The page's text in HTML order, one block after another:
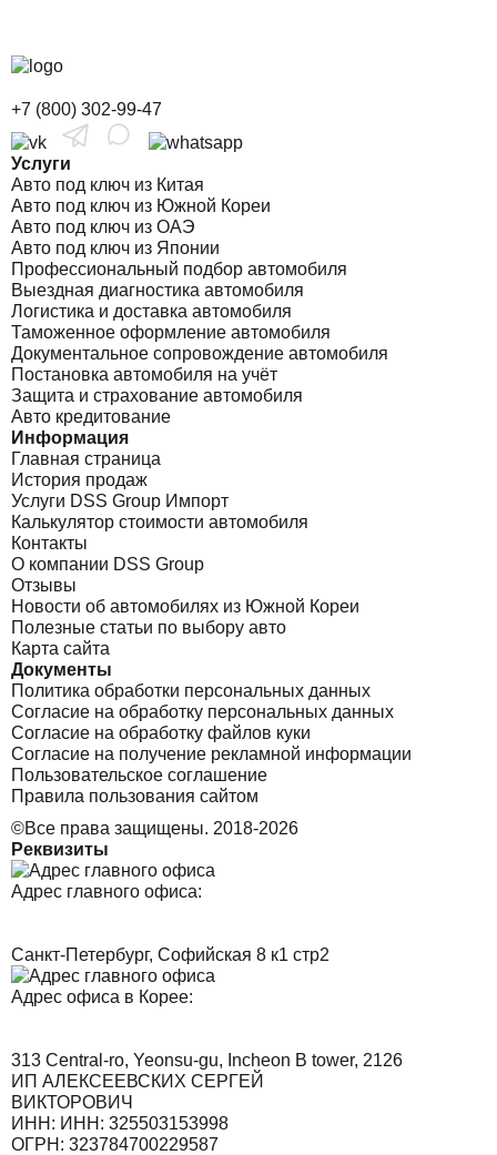
+7 (800) 302-99-47
Услуги
Авто под ключ из Китая
Авто под ключ из Южной Кореи
Авто под ключ из ОАЭ
Авто под ключ из Японии
Профессиональный подбор автомобиля
Выездная диагностика автомобиля
Логистика и доставка автомобиля
Таможенное оформление автомобиля
Документальное сопровождение автомобиля
Постановка автомобиля на учёт
Защита и страхование автомобиля
Авто кредитование
Информация
Главная страница
История продаж
Услуги DSS Group Импорт
Калькулятор стоимости автомобиля
Контакты
О компании DSS Group
Отзывы
Новости об автомобилях из Южной Кореи
Полезные статьи по выбору авто
Карта сайта
Документы
Политика обработки персональных данных
Согласие на обработку персональных данных
Согласие на обработку файлов куки
Согласие на получение рекламной информации
Пользовательское соглашение
Правила пользования сайтом
©Все права защищены. 2018-2026
Реквизиты
Адрес главного офиса:
Санкт-Петербург, Софийская 8 к1 стр2
Адрес офиса в Корее:
313 Central-ro, Yeonsu-gu, Incheon B tower, 2126
ИП АЛЕКСЕЕВСКИХ СЕРГЕЙ
ВИКТОРОВИЧ
ИНН: ИНН: 325503153998
ОГРН: 323784700229587